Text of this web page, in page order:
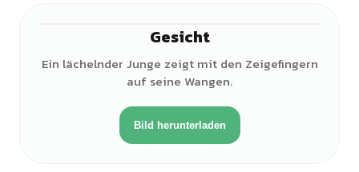
Gesicht
Ein lächelnder Junge zeigt mit den Zeigefingern
auf seine Wangen.
Bild herunterladen